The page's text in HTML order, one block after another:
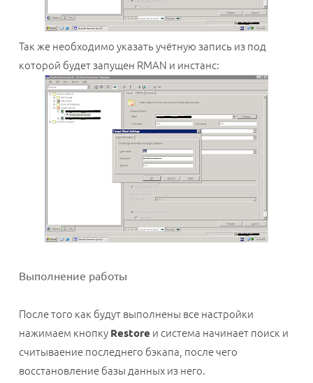
Так же необходимо указать учётную запись из под
которой будет запущен RMAN и инстанс:
Выполнение работы
После того как будут выполнены все настройки
нажимаем кнопку Restore и система начинает поиск и
считываение последнего бэкапа, после чего
восстановление базы данных из него.